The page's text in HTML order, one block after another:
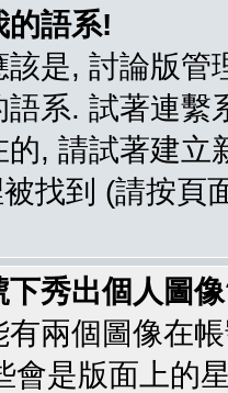
的語系!
是, 討論版
系. 試著連
, 請試著建
找到 (請按頁
秀出個人圖
兩個圖像在
會是版面上的